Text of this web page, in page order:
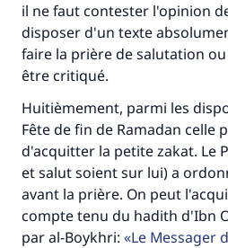
il ne faut contester l'opinion
disposer d'un texte
faire la prière de salutation
être critiqué.
Huitièmement, parmi les
Fête de fin de Ramadan
d'acquitter la petite zakat. Le
et salut soient sur lui) a
avant la prière. On peut
compte tenu du hadith d'Ibn
par al-Boykhri:
Le Messager